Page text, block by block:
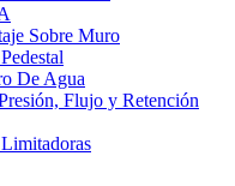
Sobre Muro
De Agua
Flujo y Retención